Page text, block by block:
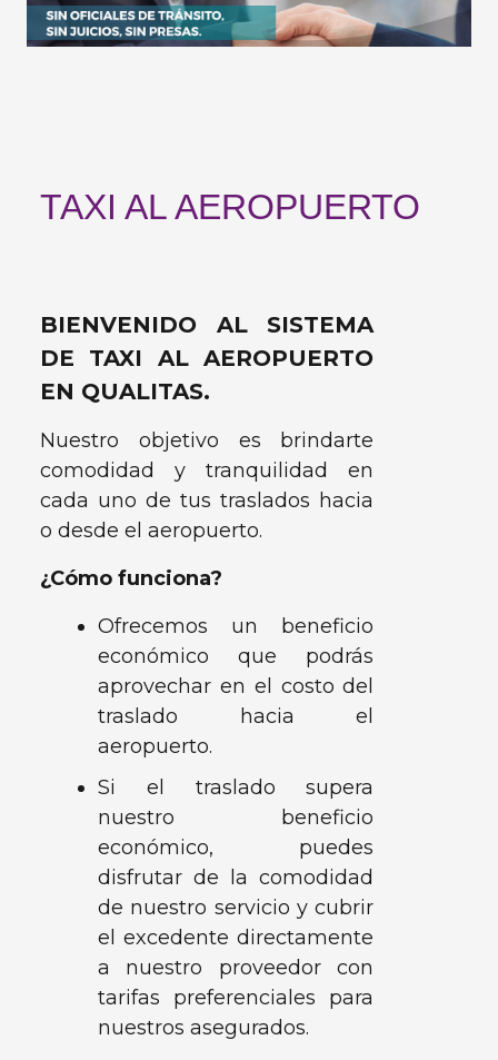
TAXI AL AEROPUERTO
BIENVENIDO AL SISTEMA
DE TAXI AL AEROPUERTO
EN QUALITAS.
Nuestro objetivo es brindarte
comodidad y tranquilidad en
cada uno de tus traslados hacia
o desde el aeropuerto.
¿Cómo funciona?
Ofrecemos un beneficio
económico que podrás
aprovechar en el costo del
traslado hacia el
aeropuerto.
Si el traslado supera
nuestro beneficio
económico, puedes
disfrutar de la comodidad
de nuestro servicio y cubrir
el excedente directamente
a nuestro proveedor con
tarifas preferenciales para
nuestros asegurados.